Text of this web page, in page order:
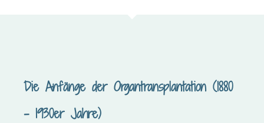
Die Anfänge der Organ­transplantation (1880
– 1930er Jahre)